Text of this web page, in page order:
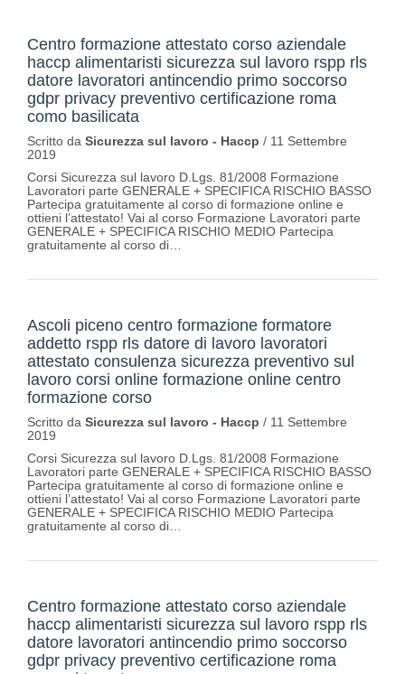
Centro formazione attestato corso aziendale
haccp alimentaristi sicurezza sul lavoro rspp rls
datore lavoratori antincendio primo soccorso
gdpr privacy preventivo certificazione roma
como basilicata
Scritto da Sicurezza sul lavoro - Haccp / 11 Settembre
2019
Corsi Sicurezza sul lavoro D.Lgs. 81/2008 Formazione
Lavoratori parte GENERALE + SPECIFICA RISCHIO BASSO
Partecipa gratuitamente al corso di formazione online e
ottieni l’attestato! Vai al corso Formazione Lavoratori parte
GENERALE + SPECIFICA RISCHIO MEDIO Partecipa
gratuitamente al corso di…
Ascoli piceno centro formazione formatore
addetto rspp rls datore di lavoro lavoratori
attestato consulenza sicurezza preventivo sul
lavoro corsi online formazione online centro
formazione corso
Scritto da Sicurezza sul lavoro - Haccp / 11 Settembre
2019
Corsi Sicurezza sul lavoro D.Lgs. 81/2008 Formazione
Lavoratori parte GENERALE + SPECIFICA RISCHIO BASSO
Partecipa gratuitamente al corso di formazione online e
ottieni l’attestato! Vai al corso Formazione Lavoratori parte
GENERALE + SPECIFICA RISCHIO MEDIO Partecipa
gratuitamente al corso di…
Centro formazione attestato corso aziendale
haccp alimentaristi sicurezza sul lavoro rspp rls
datore lavoratori antincendio primo soccorso
gdpr privacy preventivo certificazione roma